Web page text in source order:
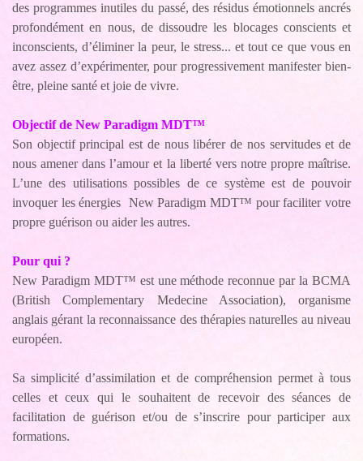
des programmes inutiles du passé, des résidus émotionnels ancrés
profondément en nous, de dissoudre les blocages conscients et
inconscients, d’éliminer la peur, le stress... et tout ce que vous en
avez assez d’expérimenter, pour progressivement manifester bien-
être, pleine santé et joie de vivre.
Objectif de New Paradigm MDT™
Son objectif principal est de nous libérer de nos servitudes et de
nous amener dans l’amour et la liberté vers notre propre maîtrise.
L’une des utilisations possibles de ce système est de pouvoir
invoquer les énergies New Paradigm MDT™ pour faciliter votre
propre guérison ou aider les autres.
Pour qui ?
New Paradigm MDT™ est une méthode reconnue par la BCMA
(British Complementary Medecine Association), organisme
anglais gérant la reconnaissance des thérapies naturelles au niveau
européen.
Sa simplicité d’assimilation et de compréhension permet à tous
celles et ceux qui le souhaitent de recevoir des séances de
facilitation de guérison et/ou de s’inscrire pour participer aux
formations.